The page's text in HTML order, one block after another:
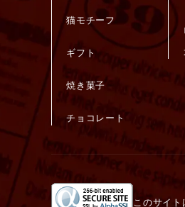
猫モチーフ
ギフト
焼き菓子
チョコレート
このサイト